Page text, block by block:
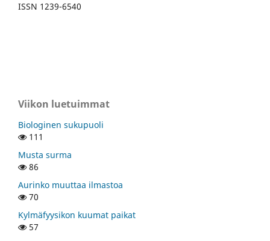
ISSN 1239-6540
Viikon luetuimmat
Biologinen sukupuoli
111
Musta surma
86
Aurinko muuttaa ilmastoa
70
Kylmäfyysikon kuumat paikat
57